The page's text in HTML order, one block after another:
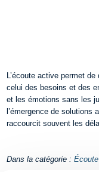
L’écoute active permet
celui des besoins et des
et les émotions sans les
l’émergence de solutions
raccourcit souvent les
Dans la catégorie :